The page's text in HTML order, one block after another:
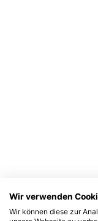
Wir verwenden
Wir können diese zur